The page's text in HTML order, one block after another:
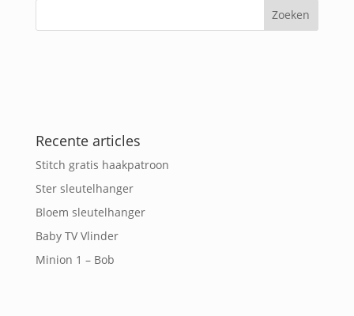
Recente articles
Stitch gratis haakpatroon
Ster sleutelhanger
Bloem sleutelhanger
Baby TV Vlinder
Minion 1 – Bob